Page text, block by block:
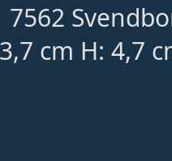
7562
cm H: 4,7